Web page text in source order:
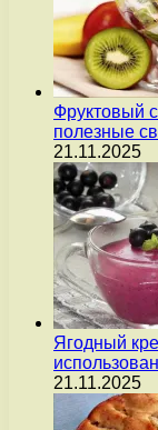
Фруктовый
полезные
21.11.2025
Ягодный
21.11.2025